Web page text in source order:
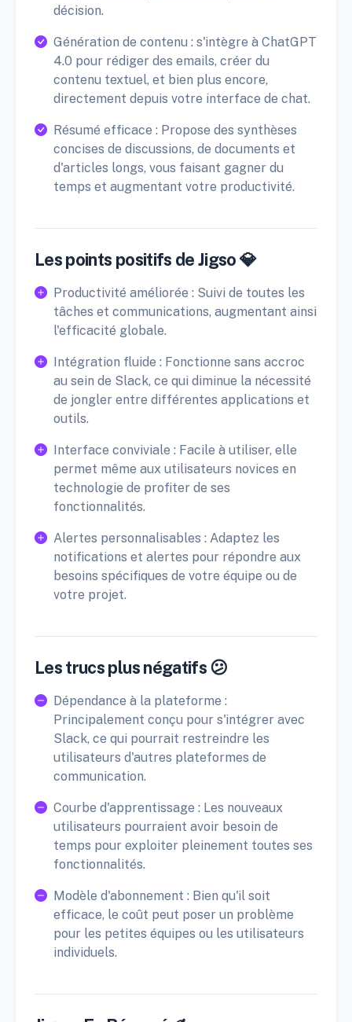
décision.
Génération de contenu : s'intègre à ChatGPT
4.0 pour rédiger des emails, créer du
contenu textuel, et bien plus encore,
directement depuis votre interface de chat.
Résumé efficace : Propose des synthèses
concises de discussions, de documents et
d'articles longs, vous faisant gagner du
temps et augmentant votre productivité.
Les points positifs de Jigso 💎
Productivité améliorée : Suivi de toutes les
tâches et communications, augmentant ainsi
l'efficacité globale.
Intégration fluide : Fonctionne sans accroc
au sein de Slack, ce qui diminue la nécessité
de jongler entre différentes applications et
outils.
Interface conviviale : Facile à utiliser, elle
permet même aux utilisateurs novices en
technologie de profiter de ses
fonctionnalités.
Alertes personnalisables : Adaptez les
notifications et alertes pour répondre aux
besoins spécifiques de votre équipe ou de
votre projet.
Les trucs plus négatifs 😕
Dépendance à la plateforme :
Principalement conçu pour s'intégrer avec
Slack, ce qui pourrait restreindre les
utilisateurs d'autres plateformes de
communication.
Courbe d'apprentissage : Les nouveaux
utilisateurs pourraient avoir besoin de
temps pour exploiter pleinement toutes ses
fonctionnalités.
Modèle d'abonnement : Bien qu'il soit
efficace, le coût peut poser un problème
pour les petites équipes ou les utilisateurs
individuels.